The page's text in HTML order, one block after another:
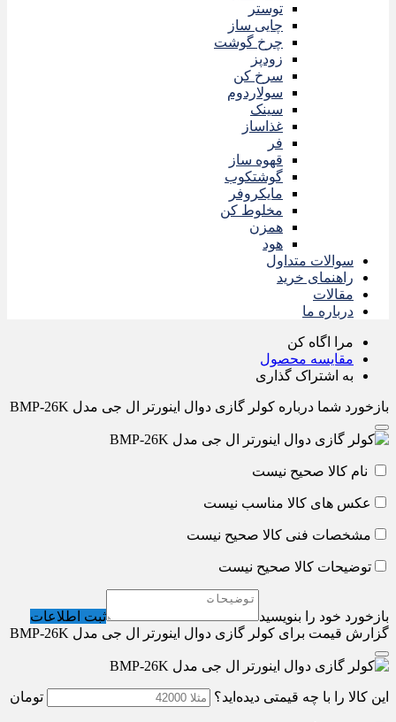
توستر
چایی ساز
چرخ گوشت
زودپز
سرخ کن
سولاردوم
سینک
غذاساز
فر
قهوه ساز
گوشتکوب
مایکروفر
مخلوط کن
همزن
هود
سوالات متداول
راهنمای خرید
مقالات
درباره ما
مرا اگاه کن
مقایسه محصول
به اشتراک گذاری
بازخورد شما درباره کولر گازی دوال اینورتر ال جی مدل BMP-26K
نام کالا صحیح نیست
عکس های کالا مناسب نیست
مشخصات فنی کالا صحیح نیست
توضیحات کالا صحیح نیست
بازخورد خود را بنویسید
ثبت اطلاعات
گزارش قیمت برای کولر گازی دوال اینورتر ال جی مدل BMP-26K
این کالا را با چه قیمتی دیده‌اید؟ تومان